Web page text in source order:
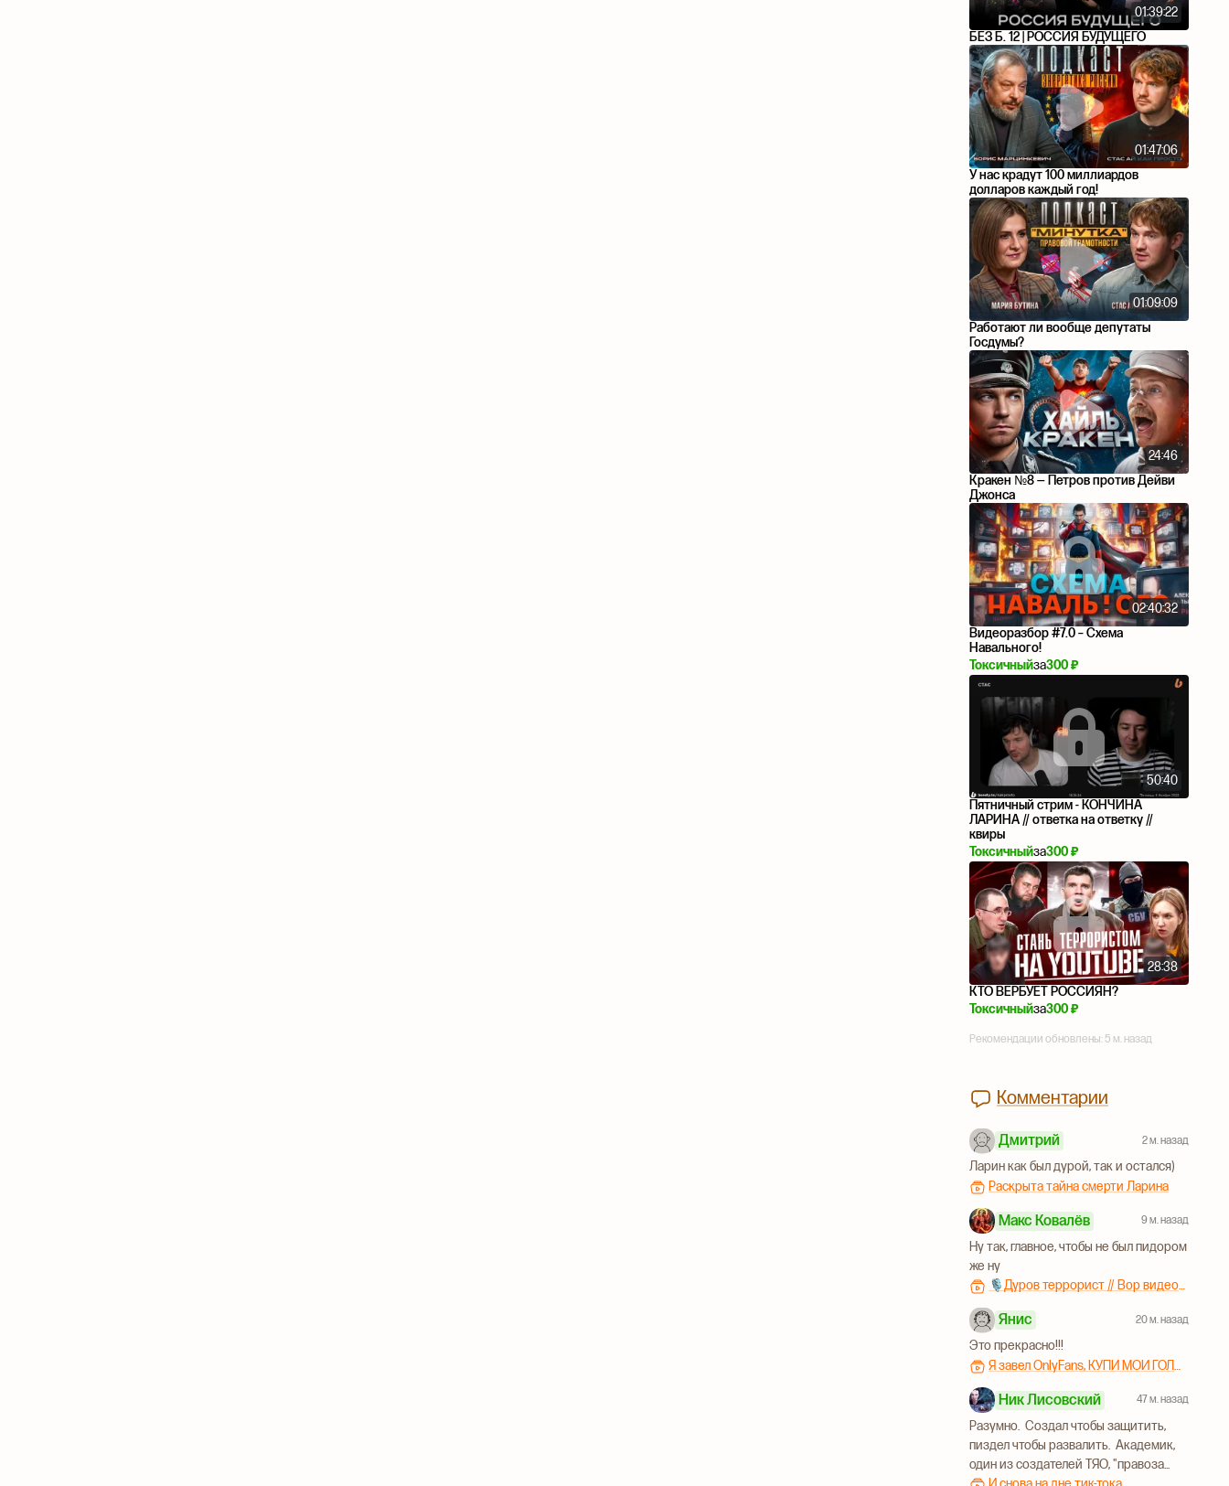
01:39:22
БЕЗ Б. 12 | РОССИЯ БУДУЩЕГО
01:47:06
У нас крадут 100 миллиардов
долларов каждый год!
01:09:09
Работают ли вообще депутаты
Госдумы?
24:46
Кракен №8 — Петров против Дейви
Джонса
02:40:32
Видеоразбор #7.0 – Схема
Навального!
Токсичныйза300 ₽
50:40
Пятничный стрим - КОНЧИНА
ЛАРИНА // ответка на ответку //
квиры
Токсичныйза300 ₽
28:38
КТО ВЕРБУЕТ РОССИЯН?
Токсичныйза300 ₽
Рекомендации обновлены: 5 м. назад
Комментарии
Дмитрий 2 м. назад
Ларин как был дурой, так и остался)
Раскрыта тайна смерти Ларина
Макс Ковалёв 9 м. назад
Ну так, главное, чтобы не был пидором
же ну
🎙Дуров террорист // Вор видеокарт // Исчадие ада №210
Янис 20 м. назад
Это прекрасно!!!
Я завел OnlyFans, КУПИ МОИ ГОЛЫЕ ФОТКИ!!!
Ник Лисовский 47 м. назад
Разумно. Создал чтобы защитить,
пиздел чтобы развалить. Академик,
один из создателей ТЯО, "правоза...